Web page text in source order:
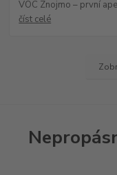
VOC Znojmo – první
číst celé